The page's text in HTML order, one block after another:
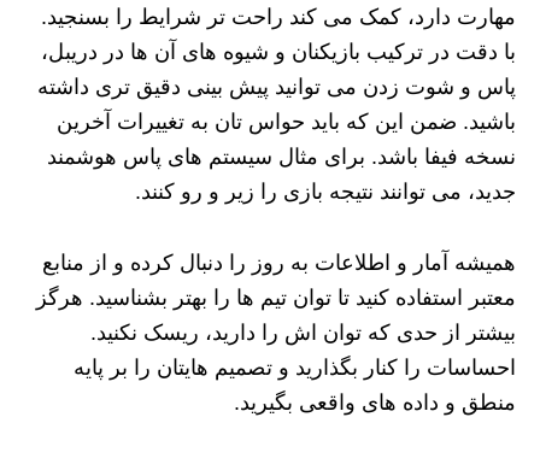
مهارت دارد، کمک می کند راحت تر شرایط را بسنجید.
با دقت در ترکیب بازیکنان و شیوه های آن ها در دریبل،
پاس و شوت زدن می توانید پیش بینی دقیق تری داشته
باشید. ضمن این که باید حواس تان به تغییرات آخرین
نسخه فیفا باشد. برای مثال سیستم های پاس هوشمند
جدید، می توانند نتیجه بازی را زیر و رو کنند.
همیشه آمار و اطلاعات به روز را دنبال کرده و از منابع
معتبر استفاده کنید تا توان تیم ها را بهتر بشناسید. هرگز
بیشتر از حدی که توان اش را دارید، ریسک نکنید.
احساسات را کنار بگذارید و تصمیم هایتان را بر پایه
منطق و داده های واقعی بگیرید.